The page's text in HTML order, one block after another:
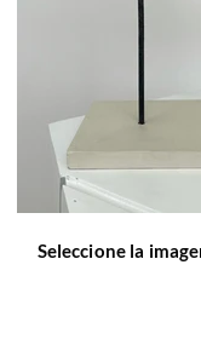
Seleccione la